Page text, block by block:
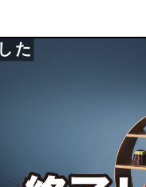
た